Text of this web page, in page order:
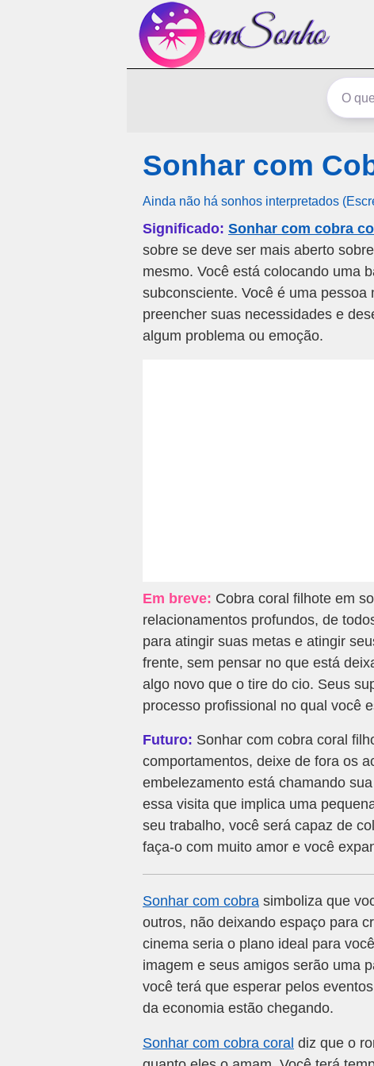
Sonhar com
Ainda não há sonhos interpretados
Significado: Sonhar com cobra
sobre se deve ser mais aberto
mesmo. Você está colocando uma
subconsciente. Você é uma
preencher suas necessidades e
algum problema ou emoção.
Em breve: Cobra coral filhote em
relacionamentos profundos, de
para atingir suas metas e atingir
frente, sem pensar no que está
algo novo que o tire do cio. Seus
processo profissional no qual você
Futuro: Sonhar com cobra coral
comportamentos, deixe de fora os
embelezamento está chamando
essa visita que implica uma
seu trabalho, você será capaz de
faça-o com muito amor e você
Sonhar com cobra simboliza que
outros, não deixando espaço para
cinema seria o plano ideal para
imagem e seus amigos serão uma
você terá que esperar pelos
da economia estão chegando.
Sonhar com cobra coral diz que o